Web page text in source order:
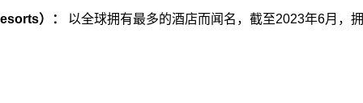
）：
以全球拥有最多的酒店而闻名，截至2023年6月，拥